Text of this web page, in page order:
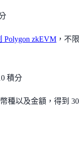
Polygon zkEVM ，不
積分
幣種以及金額，得到